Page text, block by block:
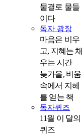
물결로 물들
이다
독자 광장
마음은 비우
고, 지혜는 채
우는 시간
늦가을, 비움
속에서 지혜
를 얻는 책
독자퀴즈
11월 이 달의
퀴즈